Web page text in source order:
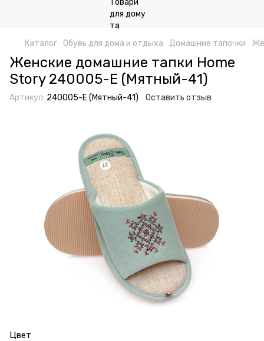
Каталог Обувь для дома и отдыха Домашние тапочки
Женские домашние тапки Home
Story 240005-Е (Мятный-41)
Артикул: 240005-Е (Мятный-41) Оставить отзыв
Цвет